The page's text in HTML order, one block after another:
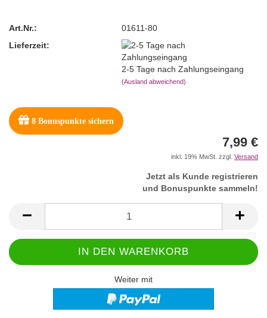
Art.Nr.:
01611-80
Lieferzeit:
2-5 Tage nach Zahlungseingang
(Ausland abweichend)
8 Bonuspunkte sichern
7,99 €
inkl. 19% MwSt. zzgl. Versand
Jetzt als Kunde registrieren
und Bonuspunkte sammeln!
Weiter mit